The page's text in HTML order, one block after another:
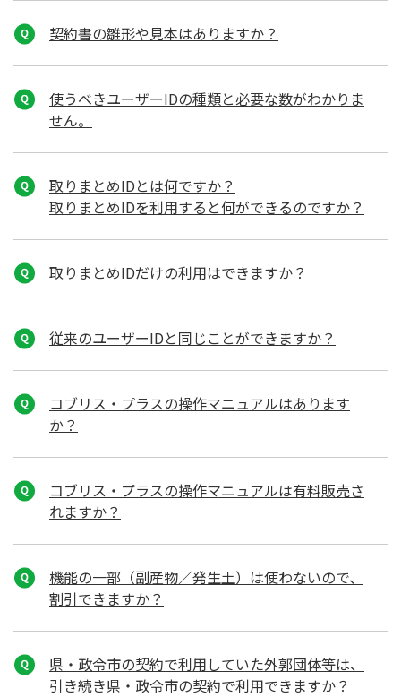
契約書の雛形や見本はありますか？
使うべきユーザーIDの種類と必要な数がわかりま
せん。
取りまとめIDとは何ですか？
取りまとめIDを利用すると何ができるのですか？
取りまとめIDだけの利用はできますか？
従来のユーザーIDと同じことができますか？
コブリス・プラスの操作マニュアルはあります
か？
コブリス・プラスの操作マニュアルは有料販売さ
れますか？
機能の一部（副産物／発生土）は使わないので、
割引できますか？
県・政令市の契約で利用していた外郭団体等は、
引き続き県・政令市の契約で利用できますか？